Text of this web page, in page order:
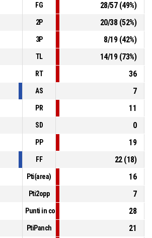
FG 28/57(49%)
2P 20/38(52%)
3P 8/19(42%)
TL 14/19(73%)
RT
36
AS
7
PR
11
SD
0
PP
19
FF 22(18)
Pti(area)
16
Pti2opp
7
Punti in contropiede
28
PtiPanch
21